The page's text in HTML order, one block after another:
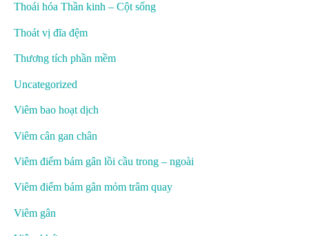
Thoái hóa Thần kinh – Cột sống
Thoát vị đĩa đệm
Thương tích phần mềm
Uncategorized
Viêm bao hoạt dịch
Viêm cân gan chân
Viêm điểm bám gân lồi cầu trong – ngoài
Viêm điểm bám gân mỏm trâm quay
Viêm gân